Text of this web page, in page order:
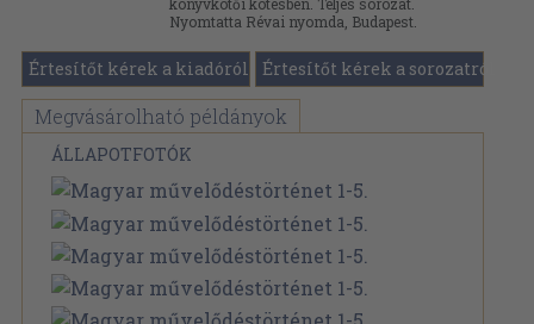
Nyomtatta Révai nyomda, Budapest.
Értesítőt kérek a kiadóról Értesítőt kérek a sorozatról
Megvásárolható példányok
ÁLLAPOTFOTÓK